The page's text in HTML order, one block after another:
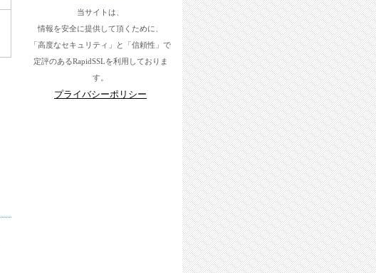
当サイトは、
情報を安全に提供して頂くために、
「高度なセキュリティ」と「信頼性」で
定評のあるRapidSSLを利用しておりま
す。
プライバシーポリシー